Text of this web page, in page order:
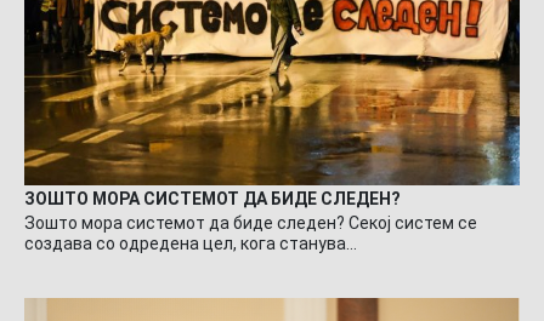
ЗОШТО МОРА СИСТЕМОТ ДА БИДЕ СЛЕДЕН?
Зошто мора системот да биде следен? Секој систем се
создава со одредена цел, кога станува…